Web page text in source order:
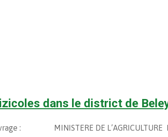
dans le district de
: MINISTERE DE L’AGRICULTURE